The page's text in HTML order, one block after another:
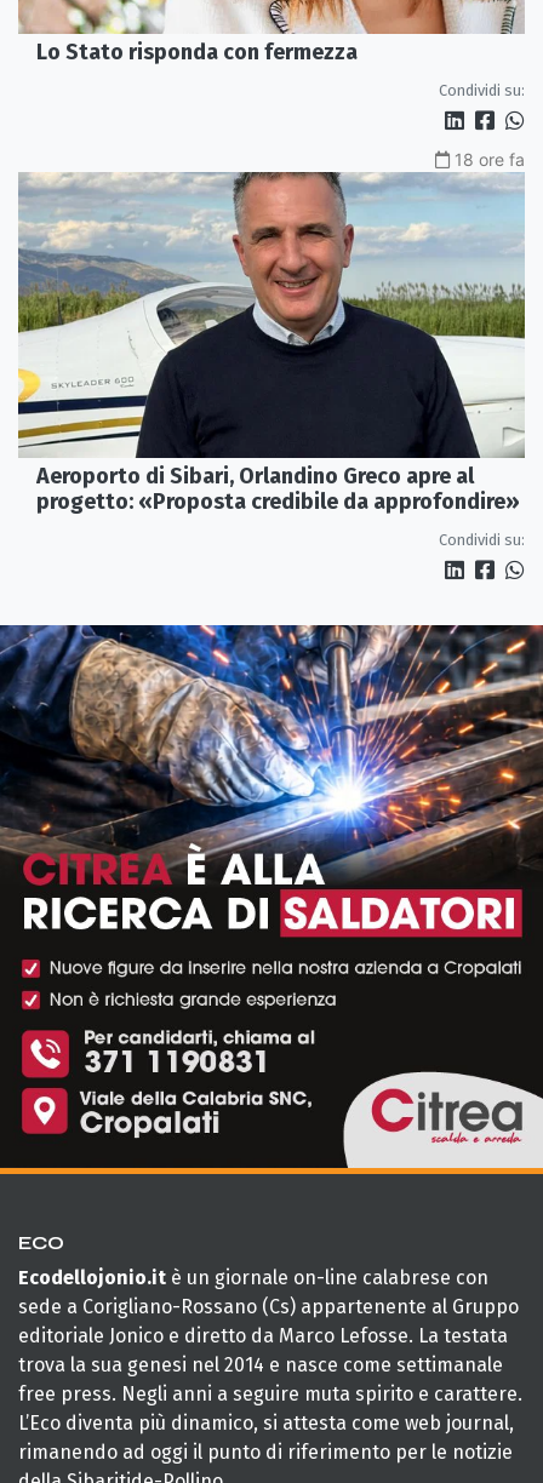
Lo Stato risponda con fermezza
Condividi su:
18 ore fa
Aeroporto di Sibari, Orlandino Greco apre al
progetto: «Proposta credibile da approfondire»
Condividi su:
ECO
Ecodellojonio.it è un giornale on-line calabrese con
sede a Corigliano-Rossano (Cs) appartenente al Gruppo
editoriale Jonico e diretto da Marco Lefosse. La testata
trova la sua genesi nel 2014 e nasce come settimanale
free press. Negli anni a seguire muta spirito e carattere.
L’Eco diventa più dinamico, si attesta come web journal,
rimanendo ad oggi il punto di riferimento per le notizie